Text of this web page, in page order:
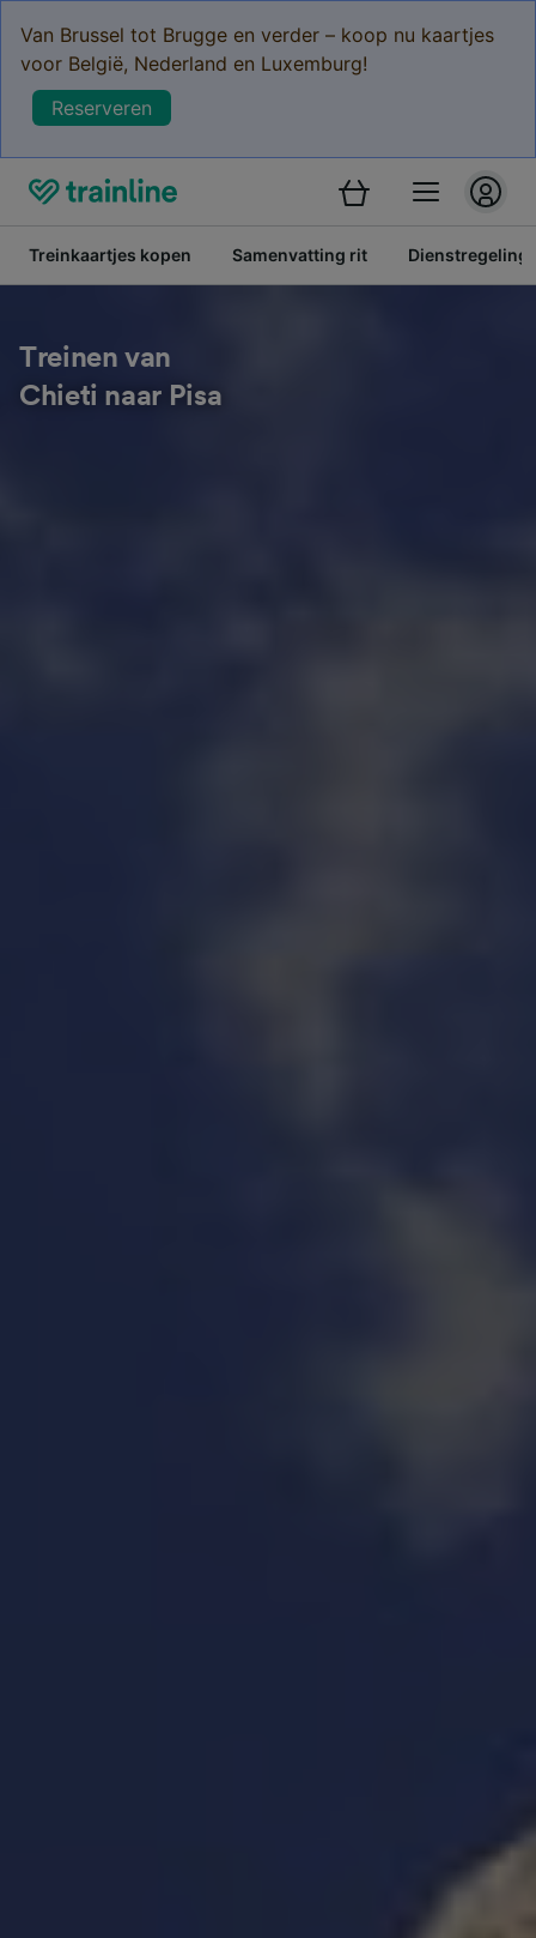
Van Brussel tot Brugge en verder – koop nu kaartjes
voor België, Nederland en Luxemburg!
Reserveren
Treinkaartjes kopen Samenvatting rit Dienstregeling
Treinen van
Chieti naar Pisa